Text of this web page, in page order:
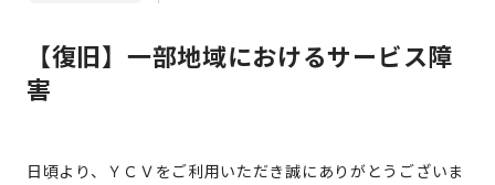
【復旧】一部地域におけるサービス障
害
日頃より、ＹＣＶをご利用いただき誠にありがとうございま